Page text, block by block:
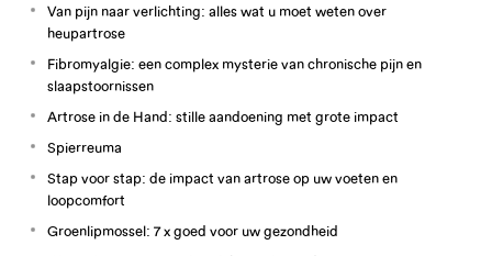
Van pijn naar verlichting: alles wat u moet weten over
heupartrose
Fibromyalgie: een complex mysterie van chronische pijn en
slaapstoornissen
Artrose in de Hand: stille aandoening met grote impact
Spierreuma
Stap voor stap: de impact van artrose op uw voeten en
loopcomfort
Groenlipmossel: 7 x goed voor uw gezondheid